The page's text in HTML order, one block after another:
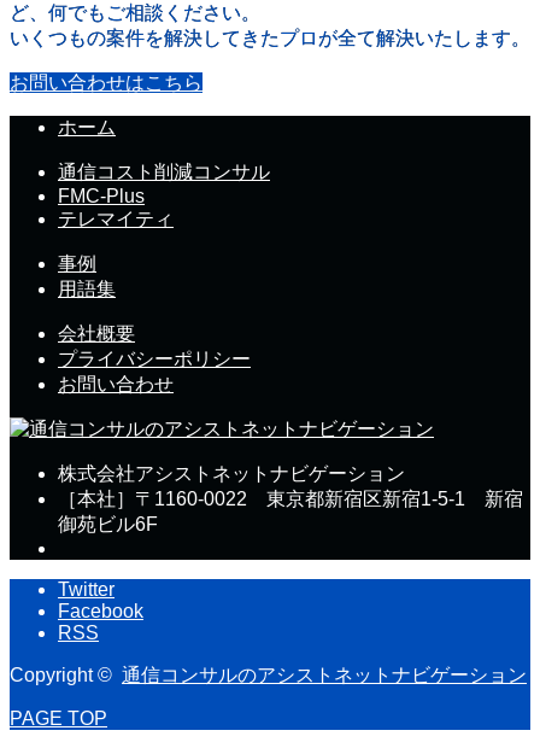
ど、何でもご相談ください。
いくつもの案件を解決してきたプロが全て解決いたします。
お問い合わせはこちら
ホーム
通信コスト削減コンサル
FMC-Plus
テレマイティ
事例
用語集
会社概要
プライバシーポリシー
お問い合わせ
株式会社アシストネットナビゲーション
［本社］〒1160-0022 東京都新宿区新宿1-5-1 新宿
御苑ビル6F
Twitter
Facebook
RSS
Copyright © 通信コンサルのアシストネットナビゲーション
PAGE TOP